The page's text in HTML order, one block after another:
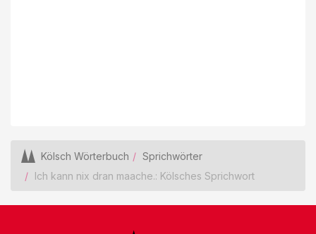
Kölsch Wörterbuch
Sprichwörter
Ich kann nix dran maache.: Kölsches Sprichwort